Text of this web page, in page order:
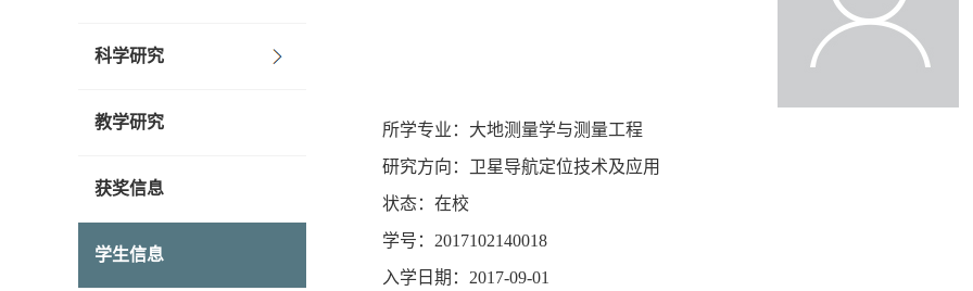
科学研究
教学研究
获奖信息
学生信息
所学专业：大地测量学与测量工程
研究方向：卫星导航定位技术及应用
状态：在校
学号：2017102140018
入学日期：2017-09-01